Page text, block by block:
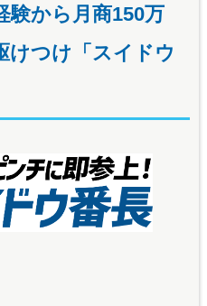
験から月商150万
けつけ「スイドウ